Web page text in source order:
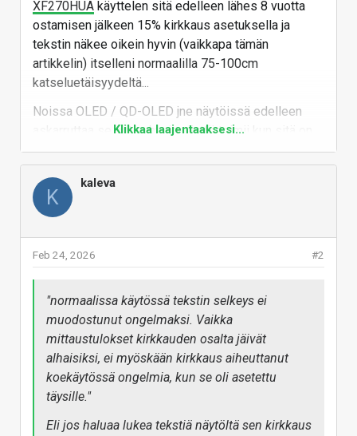
XF270HUA käyttelen sitä edelleen lähes 8 vuotta
ostamisen jälkeen 15% kirkkaus asetuksella ja
tekstin näkee oikein hyvin (vaikkapa tämän
artikkelin) itselleni normaalilla 75-100cm
katseluetäisyydeltä...
Noissa OLED / QD-OLED jne näytöissä edelleen
askarruttaa se miten hyvin näyttö toimii kun sitä on
käytetty se normaali 6-10+ vuotta.
Kakkos koneessa on edelleen käytössä Dell
UltraSharp U2713HM 2560 x 1440 kun 24" TN näyttö
meni hajoamaan joskus 2018 minkä takia tuli uusi
Vastaa
Klikkaa laajentaaksesi...
K
kaleva
#2
Feb 24, 2026
"normaalissa käytössä tekstin selkeys ei
muodostunut ongelmaksi. Vaikka
mittaustulokset kirkkauden osalta jäivät
alhaisiksi, ei myöskään kirkkaus aiheuttanut
koekäytössä ongelmia, kun se oli asetettu
täysille."
Eli jos haluaa lukea tekstiä näytöltä sen kirkkaus